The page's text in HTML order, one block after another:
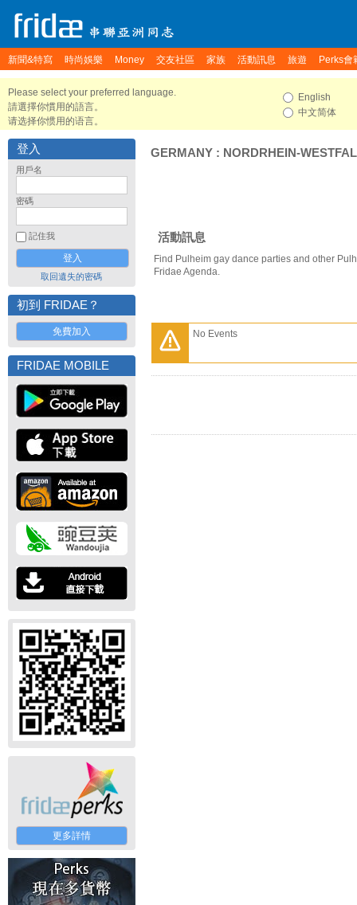
新聞&特寫 時尚娛樂 Money 交友社區 家族 活動訊息 旅遊 Perks會
Please select your preferred language.
請選擇你慣用的語言。
请选择你惯用的语言。
English
中文简体
登入
用戶名
密碼
記住我
取回遺失的密碼
初到 FRIDAE？
免費加入
FRIDAE MOBILE
更多詳情
GERMANY : NORDRHEIN-
活動訊息
Find Pulheim gay dance parties and other
Fridae Agenda.
No Events